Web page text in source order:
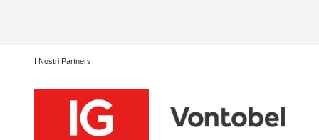
I Nostri Partners